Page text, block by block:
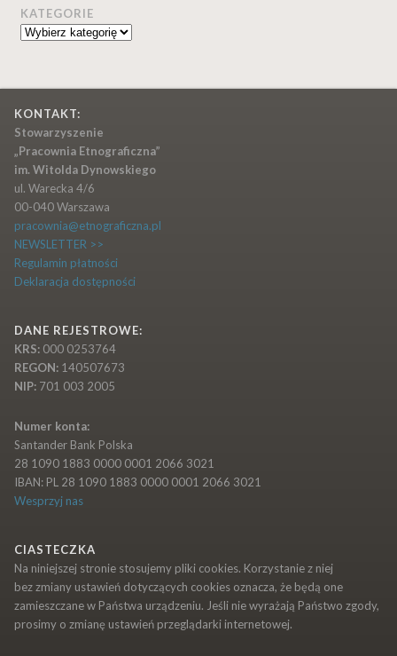
KATEGORIE
Kategorie
KONTAKT:
Stowarzyszenie
„Pracownia Etnograficzna”
im. Witolda Dynowskiego
ul. Warecka 4/6
00-040 Warszawa
pracownia@etnograficzna.pl
NEWSLETTER >>
Regulamin płatności
Deklaracja dostępności
DANE REJESTROWE:
KRS:000 0253764
REGON:140507673
NIP:701 003 2005
Numer konta:
Santander Bank Polska
28 1090 1883 0000 0001 2066 3021
IBAN: PL 28 1090 1883 0000 0001 2066 3021
Wesprzyj nas
CIASTECZKA
Na niniejszej stronie stosujemy pliki cookies. Korzystanie z niej
bez zmiany ustawień dotyczących cookies oznacza, że będą one
zamieszczane w Państwa urządzeniu. Jeśli nie wyrażają Państwo zgody,
prosimy o zmianę ustawień przeglądarki internetowej.